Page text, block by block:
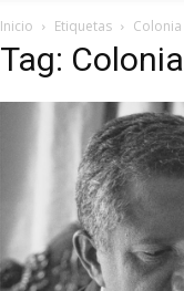
Inicio Etiquetas Colonia
Tag: Colonia